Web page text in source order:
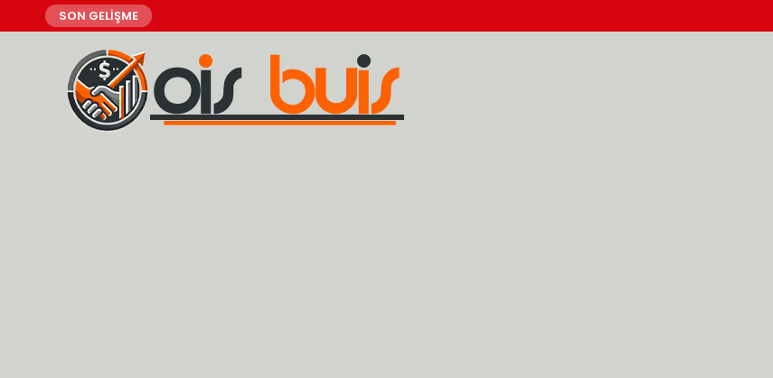
SON GELİŞME